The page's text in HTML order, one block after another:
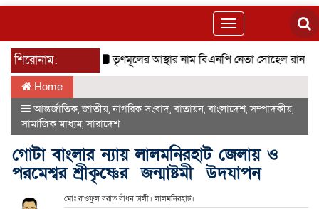
Toggle
navigation
শিরোনাম: তৃণমূলের আস্থার নাম বিএনপি নেতা সোহেল রানা বাবু
Home
আন্তর্জাতিক,জাতীয়,নাগরিক সংবাদ,বাতায়ন,বাংলাদেশ,সম্পাদকীয়,
সামাজিক মাধ্যম,সারাদেশ
গোটা বাংলার ন্যায় লালমনিরহাট জেলায় ও
পরমেশ্বর শ্রীকৃষ্ণের জন্মাষ্টমী উদযাপন
মোঃ রাওফুল বরাত বাঁধন ঢালী। লালমনিরহাট।